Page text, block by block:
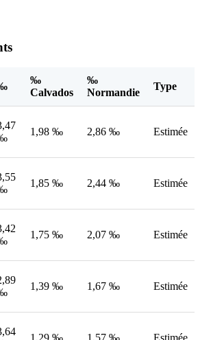
‰
Calvados
‰
Normandie
Type
1,98 ‰ 2,86 ‰ Estimée
1,85 ‰ 2,44 ‰ Estimée
1,75 ‰ 2,07 ‰ Estimée
1,39 ‰ 1,67 ‰ Estimée